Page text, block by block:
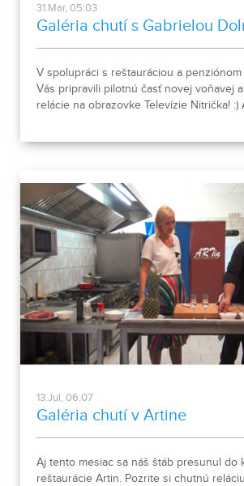
31.Mar, 05:03
Galéria chutí s Gabrielou
V spolupráci s reštauráciou a
Vás pripravili pilotnú časť novej voňavej
relácie na obrazovke Televízie Nitrička!
13.Jul, 06:07
Galéria chutí v Artine
Aj tento mesiac sa náš štáb presunul do
reštaurácie Artin. Pozrite si chutnú